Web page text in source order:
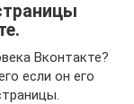
Вконтакте?
если он его